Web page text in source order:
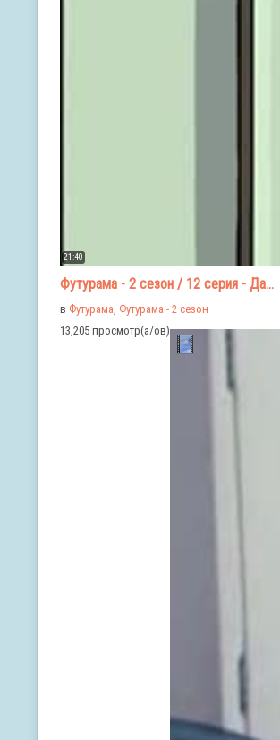
21:40
Футурама - 2 сезон / 12 серия - Да...
в Футурама Футурама - 2 сезон
13,205 просмотр(а/ов)